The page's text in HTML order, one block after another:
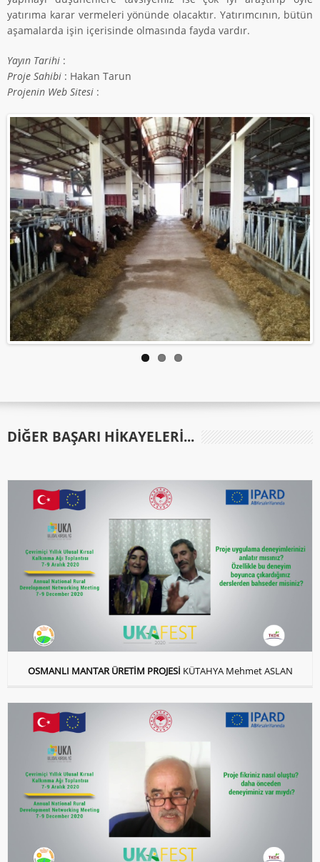
yatırıma karar vermeleri yönünde olacaktır. Yatırımcının, bütün
aşamalarda işin içerisinde olmasında fayda vardır.
Yayın Tarihi :
Proje Sahibi : Hakan Tarun
Projenin Web Sitesi :
DIĞER BAŞARI HIKAYELERI...
OSMANLI MANTAR ÜRETİM PROJESİ KÜTAHYA Mehmet ASLAN